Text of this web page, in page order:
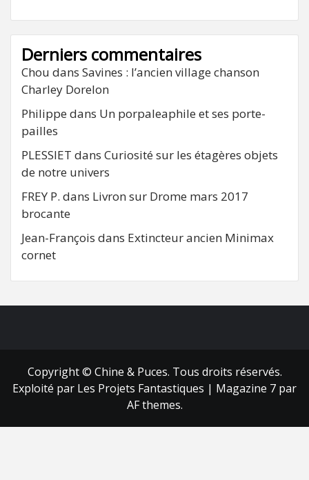
Derniers commentaires
Chou dans Savines : l’ancien village chanson
Charley Dorelon
Philippe dans Un porpaleaphile et ses porte-
pailles
PLESSIET dans Curiosité sur les étagères objets
de notre univers
FREY P. dans Livron sur Drome mars 2017
brocante
Jean-François dans Extincteur ancien Minimax
cornet
Copyright © Chine & Puces. Tous droits réservés.
Exploité par Les Projets Fantastiques | Magazine 7 par
AF themes.